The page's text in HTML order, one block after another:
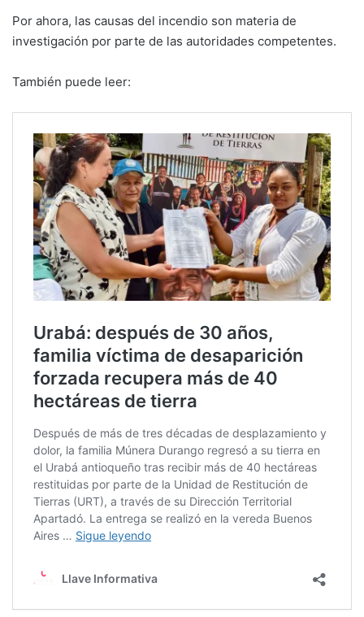
Por ahora, las causas del incendio son materia de
investigación por parte de las autoridades competentes.
También puede leer: